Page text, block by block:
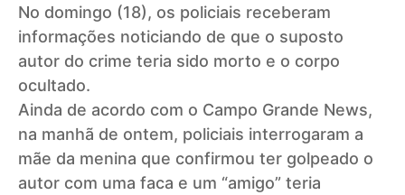
No domingo (18), os policiais receberam
informações noticiando de que o suposto
autor do crime teria sido morto e o corpo
ocultado.
Ainda de acordo com o Campo Grande News,
na manhã de ontem, policiais interrogaram a
mãe da menina que confirmou ter golpeado o
autor com uma faca e um “amigo” teria